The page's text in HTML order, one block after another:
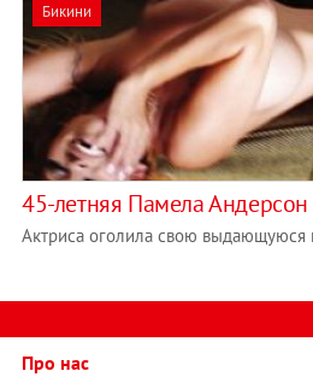
Бикини
45-летняя Памела Андерсон
Актриса оголила свою выдающуюся
Про нас